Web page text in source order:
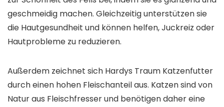
geschmeidig machen. Gleichzeitig unterstützen sie
die Hautgesundheit und können helfen, Juckreiz oder
Hautprobleme zu reduzieren.
Außerdem zeichnet sich Hardys Traum Katzenfutter
durch einen hohen Fleischanteil aus. Katzen sind von
Natur aus Fleischfresser und benötigen daher eine